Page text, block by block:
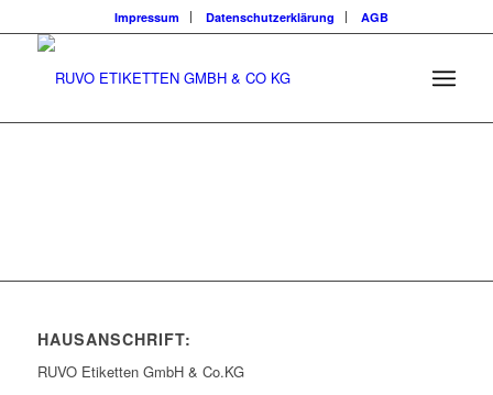
Impressum Datenschutzerklärung AGB
HAUSANSCHRIFT:
RUVO Etiketten GmbH & Co.KG